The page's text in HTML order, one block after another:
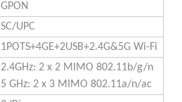
GPON
SC/UPC
1POTS+4GE+2USB+2.4G&5G Wi-Fi
2.4GHz: 2 x 2 MIMO 802.11b/g/n
5 GHz: 2 x 3 MIMO 802.11a/n/ac